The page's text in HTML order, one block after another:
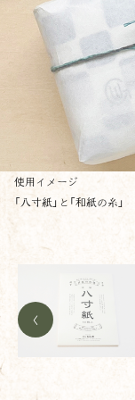
使用イメージ
「八寸紙」と「和紙の糸」
<